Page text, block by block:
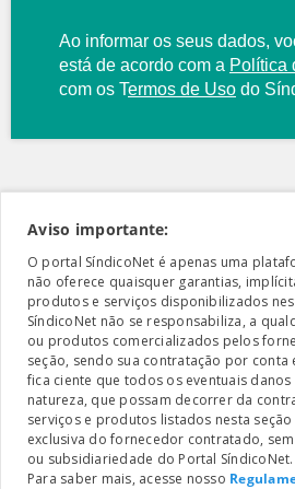
Ao informar os seus dados,
está de acordo com a Política
com os Termos de Uso do
Aviso importante:
O portal SíndicoNet é apenas uma
não oferece quaisquer garantias,
produtos e serviços disponibilizados
SíndicoNet não se responsabiliza, a
ou produtos comercializados pelos
seção, sendo sua contratação por conta
fica ciente que todos os eventuais
natureza, que possam decorrer da
serviços e produtos listados nesta
exclusiva do fornecedor contratado,
ou subsidiariedade do Portal SíndicoNet.
Para saber mais, acesse nosso